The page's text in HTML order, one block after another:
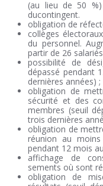
(au lieu de 50
ducontingent.
obligation de
collèges
du personnel.
partir de 26
possibilité de
dépassé pendant
dernières années) ;
obligation de
sécurité et des
membres (seuil
trois dernières
obligation de
réunion au
pendant 12 mois
affichage de
sements où sont
obligation de